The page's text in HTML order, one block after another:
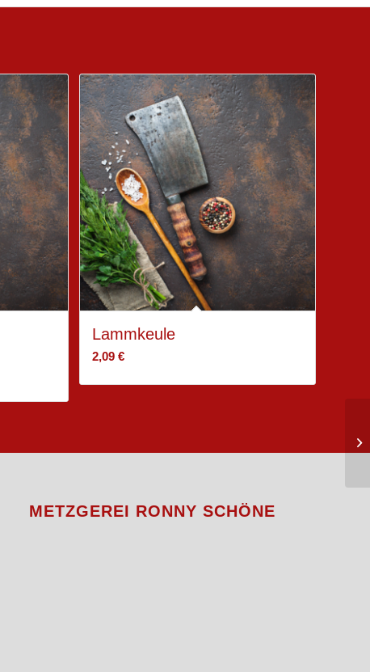
Lammkeule
2,09 €
METZGEREI RONNY SCHÖNE